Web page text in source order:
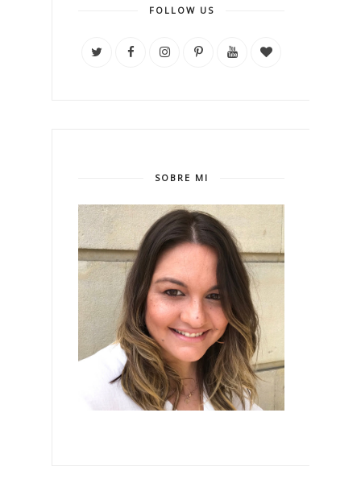
FOLLOW US
SOBRE MI